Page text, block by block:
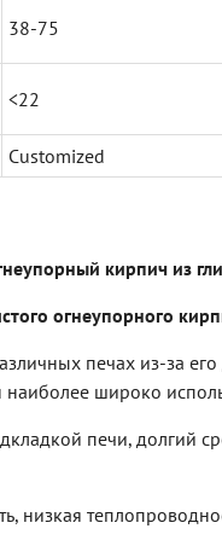
38-75
<22
Customized
кирпич из
огнеупорного
печах из-за
широко
печи, долгий
низкая